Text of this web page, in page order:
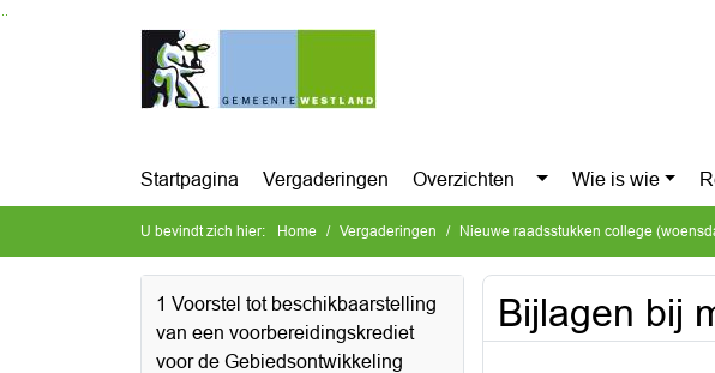
Ga naar de inhoud van deze pagina
Ga naar het zoeken
Ga naar het menu
Startpagina Vergaderingen Overzichten Wie is wie
U bevindt zich hier: Home Vergaderingen Nieuwe raadsstukken college
1 Voorstel tot beschikbaarstelling
van een voorbereidingskrediet
voor de Gebiedsontwikkeling
Bijlagen bij